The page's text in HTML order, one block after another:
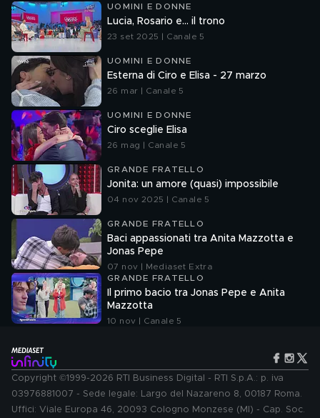
UOMINI E DONNE
Lucia, Rosario e... il trono
23 set 2025 | Canale 5
UOMINI E DONNE
Esterna di Ciro e Elisa - 27 marzo
26 mar | Canale 5
UOMINI E DONNE
Ciro sceglie Elisa
26 mag | Canale 5
GRANDE FRATELLO
Jonita: un amore (quasi) impossibile
04 nov 2025 | Canale 5
GRANDE FRATELLO
Baci appassionati tra Anita Mazzotta e
Jonas Pepe
07 nov | Mediaset Extra
GRANDE FRATELLO
Il primo bacio tra Jonas Pepe e Anita
Mazzotta
10 nov | Canale 5
Copyright ©1999-2026 RTI Business Digital - RTI S.p.A.: p. iva
03976881007 - Sede legale: Largo del Nazareno 8, 00187 Roma.
Uffici: Viale Europa 46, 20093 Cologno Monzese (MI) - Cap. Soc.